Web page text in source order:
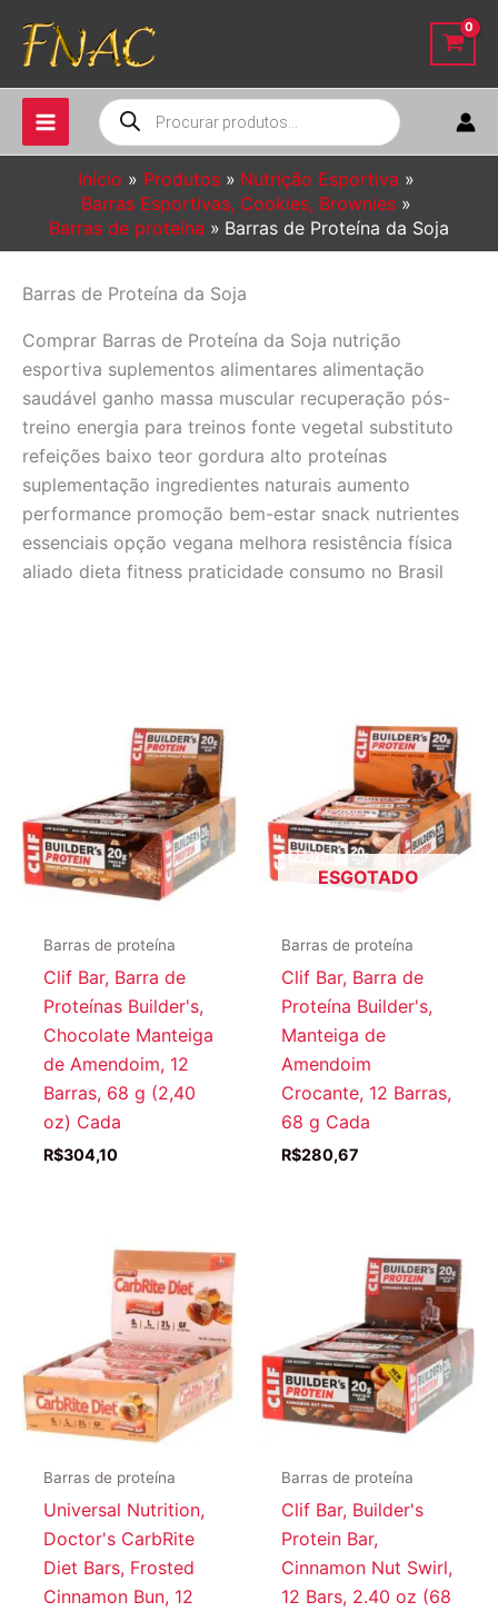
para
conteúdo
Pesquisar
produtos
Início Produtos
Nutrição Esportiva
Barras Esportivas, Cookies, Brownies
Barras de proteína
Barras de Proteína da Soja
Barras de Proteína da Soja
Comprar Barras de Proteína da Soja nutrição
esportiva suplementos alimentares alimentação
saudável ganho massa muscular recuperação pós-
treino energia para treinos fonte vegetal substituto
refeições baixo teor gordura alto proteínas
suplementação ingredientes naturais aumento
performance promoção bem-estar snack nutrientes
essenciais opção vegana melhora resistência física
aliado dieta fitness praticidade consumo no Brasil
Barras de proteína
Clif Bar, Barra de
Proteínas Builder's,
Chocolate Manteiga
de Amendoim, 12
Barras, 68 g (2,40
oz) Cada
R$304,10
ESGOTADO
Barras de proteína
Clif Bar, Barra de
Proteína Builder's,
Manteiga de
Amendoim
Crocante, 12 Barras,
68 g Cada
R$280,67
Barras de proteína
Universal Nutrition,
Doctor's CarbRite
Diet Bars, Frosted
Cinnamon Bun, 12
Barras de proteína
Clif Bar, Builder's
Protein Bar,
Cinnamon Nut Swirl,
12 Bars, 2.40 oz (68